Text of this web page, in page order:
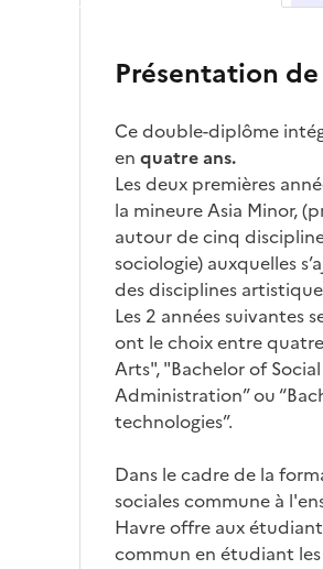
Présentation
Ce double-diplôme
en quatre ans.
Les deux premières
la mineure Asia Minor,
autour de cinq
sociologie) auxquelles
des disciplines
Les 2 années suivantes
ont le choix entre
Arts", "Bachelor of
Administration” ou
technologies”.
Dans le cadre de la
sociales commune à
Havre offre aux
commun en étudiant les